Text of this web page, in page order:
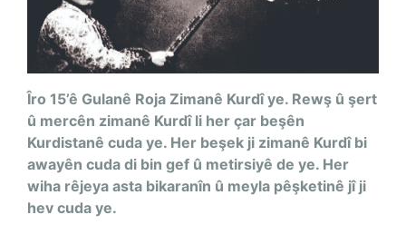
Îro 15’ê Gulanê Roja Zimanê Kurdî ye. Rewş û şert
û mercên zimanê Kurdî li her çar beşên
Kurdistanê cuda ye. Her beşek ji zimanê Kurdî bi
awayên cuda di bin gef û metirsiyê de ye. Her
wiha rêjeya asta bikaranîn û meyla pêşketinê jî ji
hev cuda ye.